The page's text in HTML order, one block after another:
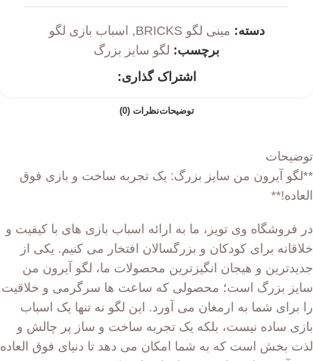
دسته: مینی لگو BRICKS , اسباب بازی لگو
برچسب: لگو سایز بزرگ
اشتراک گذاری:
توضیحاتنظرات (0)
توضیحات
**لگو آیرون من سایز بزرگ: یک تجربه ساخت و بازی فوق
العاده!**
در فروشگاه وی تویز، ما به ارائه اسباب بازی های با کیفیت و
خلاقانه برای کودکان و بزرگسالان افتخار می کنیم. یکی از
جدیدترین و هیجان انگیزترین محصولات ما، لگو آیرون من
سایز بزرگ است؛ محصولی که ساعت ها سرگرمی و خلاقیت
را برای شما به ارمغان می آورد. این لگو نه تنها یک اسباب
بازی ساده نیست، بلکه یک تجربه ساخت و ساز پر چالش و
لذت بخش است که به شما امکان می دهد تا دنیای فوق العاده